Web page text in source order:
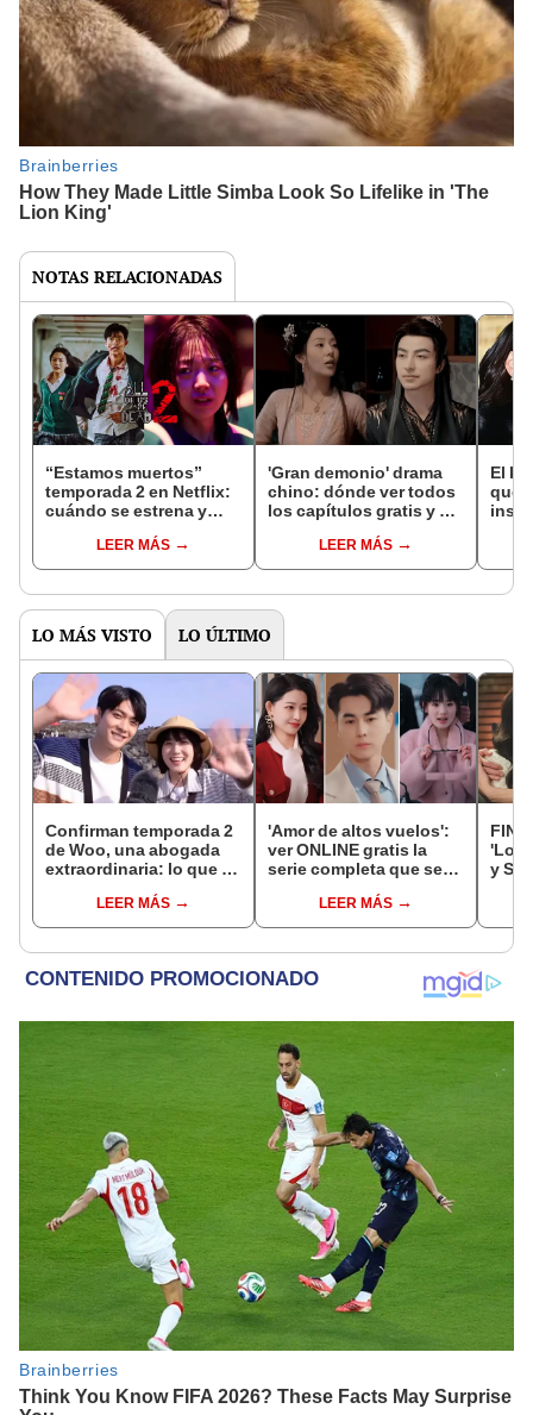
NOTAS RELACIONADAS
“Estamos muertos”
temporada 2 en Netflix:
cuándo se estrena y
temporadaLEER MÁS
'Gran demonio' drama
chino: dónde ver todos
los capítulos gratis y en
LEER MÁS
El k-
que
LO MÁS VISTO LO ÚLTIMO
Confirman temporada 2
de Woo, una abogada
extraordinaria: lo que se
LEER MÁS
'Amor de altos vuelos':
ver ONLINE gratis la
serie completa que se
LEER MÁS
y